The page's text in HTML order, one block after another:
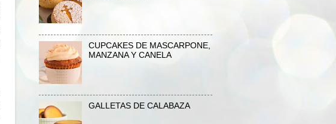
CUPCAKES DE MASCARPONE,
MANZANA Y CANELA
GALLETAS DE CALABAZA